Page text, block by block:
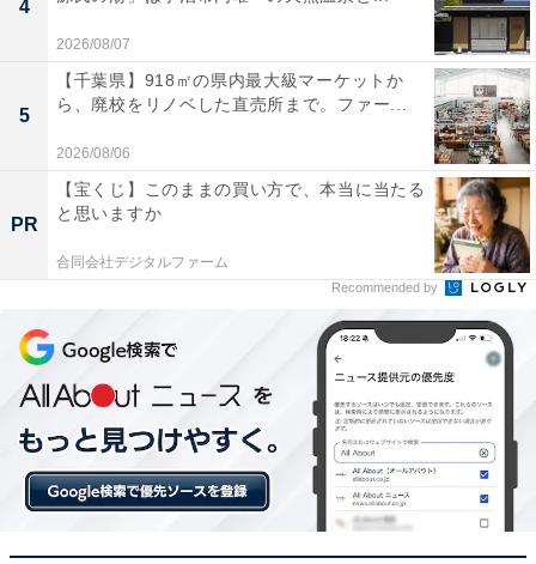
4
2026/08/07
5
【千葉県】918㎡の県内最大級マーケットか
ら、廃校をリノベした直売所まで。ファー...
2026/08/06
PR
【宝くじ】このままの買い方で、本当に当たる
と思いますか
合同会社デジタルファーム
Recommended by